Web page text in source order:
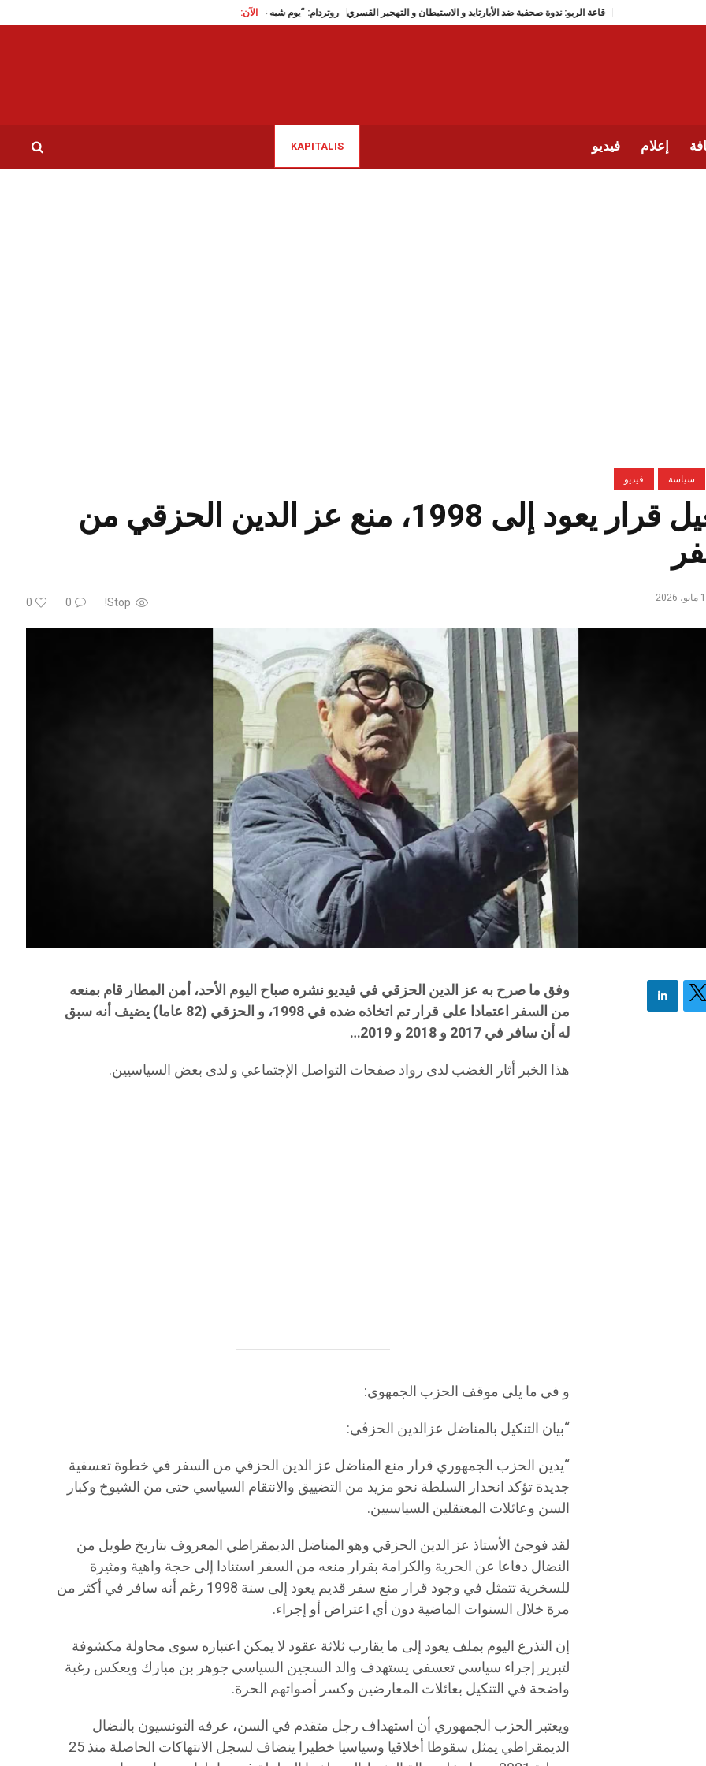
الآن: قاعة الريو: ندوة صحفية ضد الأبارتايد و الاستيطان و التهجير القسري روتردام: “يوم شبه عادي” التونسي في المسابقة الرسمية للأفلام القصيرة
إعلام فيديو KAPITALIS
سياسة فيديو
بتفعيل قرار يعود إلى 1998، منع عز الدين الحزقي من
Stop!
0
0
وفق ما صرح به عز الدين الحزقي في فيديو نشره صباح اليوم الأحد، أمن المطار قام بمنعه
من السفر اعتمادا على قرار تم اتخاذه ضده في 1998، و الحزقي (82 عاما) يضيف أنه سبق
له أن سافر في 2017 و 2018 و 2019…
هذا الخبر أثار الغضب لدى رواد صفحات التواصل الإجتماعي و لدى بعض السياسيين.
و في ما يلي موقف الحزب الجمهوي:
“بيان التنكيل بالمناضل عزالدين الحزڨي:
“يدين الحزب الجمهوري قرار منع المناضل عز الدين الحزقي من السفر في خطوة تعسفية
جديدة تؤكد انحدار السلطة نحو مزيد من التضييق والانتقام السياسي حتى من الشيوخ وكبار
السن وعائلات المعتقلين السياسيين.
لقد فوجئ الأستاذ عز الدين الحزقي وهو المناضل الديمقراطي المعروف بتاريخ طويل من
النضال دفاعا عن الحرية والكرامة بقرار منعه من السفر استنادا إلى حجة واهية ومثيرة
للسخرية تتمثل في وجود قرار منع سفر قديم يعود إلى سنة 1998 رغم أنه سافر في أكثر من
مرة خلال السنوات الماضية دون أي اعتراض أو إجراء.
إن التذرع اليوم بملف يعود إلى ما يقارب ثلاثة عقود لا يمكن اعتباره سوى محاولة مكشوفة
لتبرير إجراء سياسي تعسفي يستهدف والد السجين السياسي جوهر بن مبارك ويعكس رغبة
واضحة في التنكيل بعائلات المعارضين وكسر أصواتهم الحرة.
ويعتبر الحزب الجمهوري أن استهداف رجل متقدم في السن، عرفه التونسيون بالنضال
الديمقراطي يمثل سقوطا أخلاقيا وسياسيا خطيرا ينضاف لسجل الانتهاكات الحاصلة منذ 25